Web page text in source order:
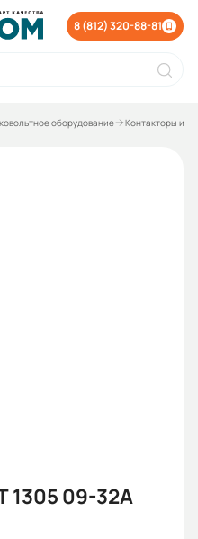
8 (812) 320-88-81
оборудование Контакторы и
1305 09-32А